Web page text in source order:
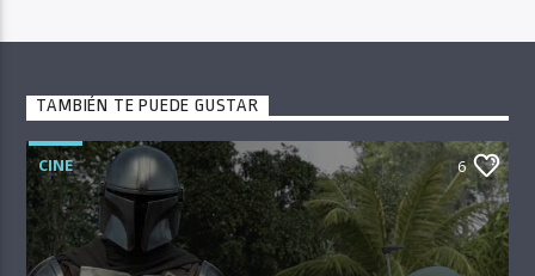
TAMBIÉN TE PUEDE GUSTAR
CINE 6